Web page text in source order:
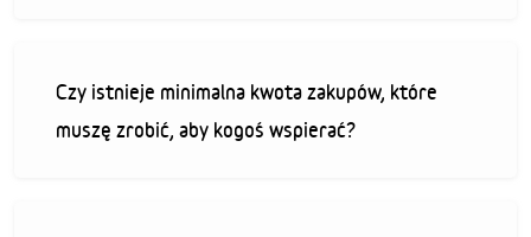
Czy istnieje minimalna kwota zakupów, które
muszę zrobić, aby kogoś wspierać?